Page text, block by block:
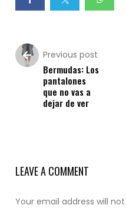
Previous post
Bermudas: Los
pantalones
que no vas a
dejar de ver
LEAVE A COMMENT
Your email address will